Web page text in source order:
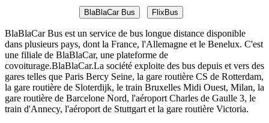
BlaBlaCar Bus FlixBus
BlaBlaCar Bus est un service de bus longue distance disponible
dans plusieurs pays, dont la France, l'Allemagne et le Benelux. C'est
une filiale de BlaBlaCar, une plateforme de
covoiturage.BlaBlaCar.La société exploite des bus depuis et vers des
gares telles que Paris Bercy Seine, la gare routière CS de Rotterdam,
la gare routière de Sloterdijk, le train Bruxelles Midi Ouest, Milan, la
gare routière de Barcelone Nord, l'aéroport Charles de Gaulle 3, le
train d'Annecy, l'aéroport de Stuttgart et la gare routière Victoria.